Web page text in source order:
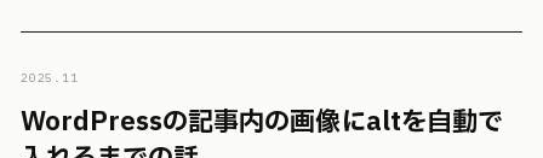
2025.11
WordPressの記事内の画像にaltを自動で